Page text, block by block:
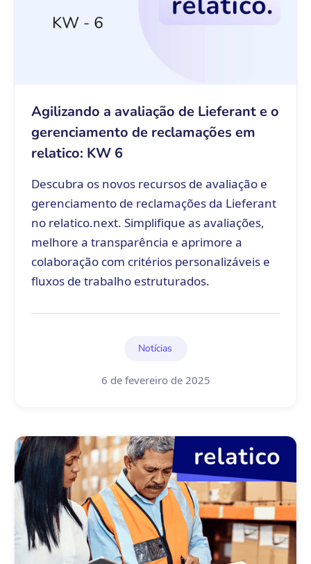
Agilizando a avaliação de Lieferant e o
gerenciamento de reclamações em
relatico: KW 6
Descubra os novos recursos de avaliação e
gerenciamento de reclamações da Lieferant
no relatico.next. Simplifique as avaliações,
melhore a transparência e aprimore a
colaboração com critérios personalizáveis e
fluxos de trabalho estruturados.
Notícias
6 de fevereiro de 2025